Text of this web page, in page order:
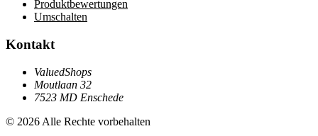
Produktbewertungen
Umschalten
Kontakt
ValuedShops
Moutlaan 32
7523 MD Enschede
© 2026 Alle Rechte vorbehalten